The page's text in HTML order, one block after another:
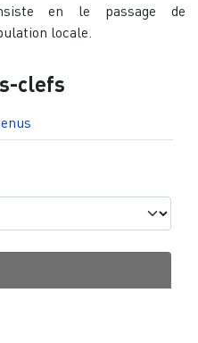
en le passage de
locale.
clefs